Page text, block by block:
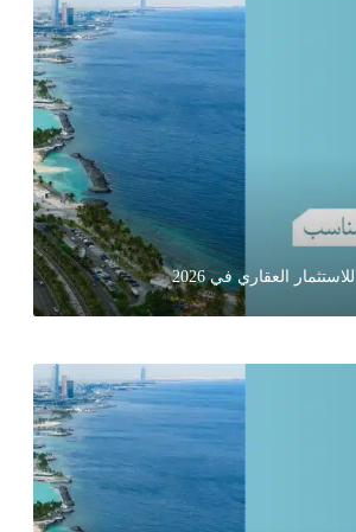
العقاري في 2026